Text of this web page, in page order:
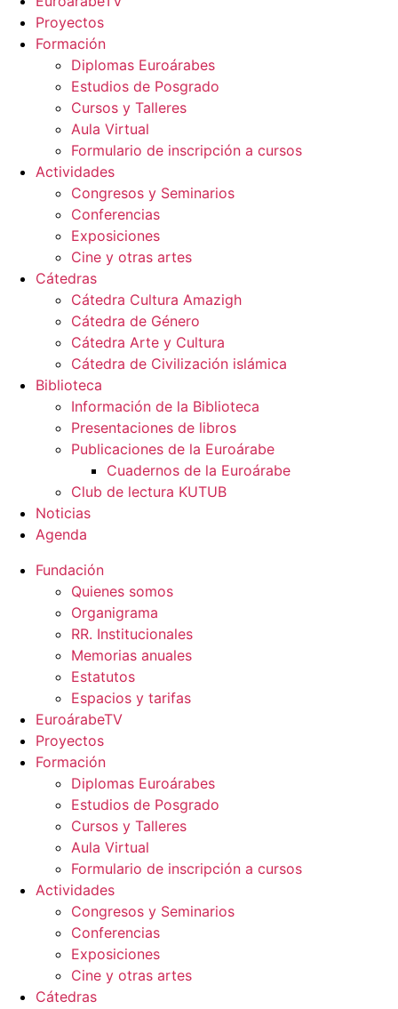
Proyectos
Formación
Diplomas Euroárabes
Estudios de Posgrado
Cursos y Talleres
Aula Virtual
Formulario de inscripción a cursos
Actividades
Congresos y Seminarios
Conferencias
Exposiciones
Cine y otras artes
Cátedras
Cátedra Cultura Amazigh
Cátedra de Género
Cátedra Arte y Cultura
Cátedra de Civilización islámica
Biblioteca
Información de la Biblioteca
Presentaciones de libros
Publicaciones de la Euroárabe
Cuadernos de la Euroárabe
Club de lectura KUTUB
Noticias
Agenda
Fundación
Quienes somos
Organigrama
RR. Institucionales
Memorias anuales
Estatutos
Espacios y tarifas
EuroárabeTV
Proyectos
Formación
Diplomas Euroárabes
Estudios de Posgrado
Cursos y Talleres
Aula Virtual
Formulario de inscripción a cursos
Actividades
Congresos y Seminarios
Conferencias
Exposiciones
Cine y otras artes
Cátedras